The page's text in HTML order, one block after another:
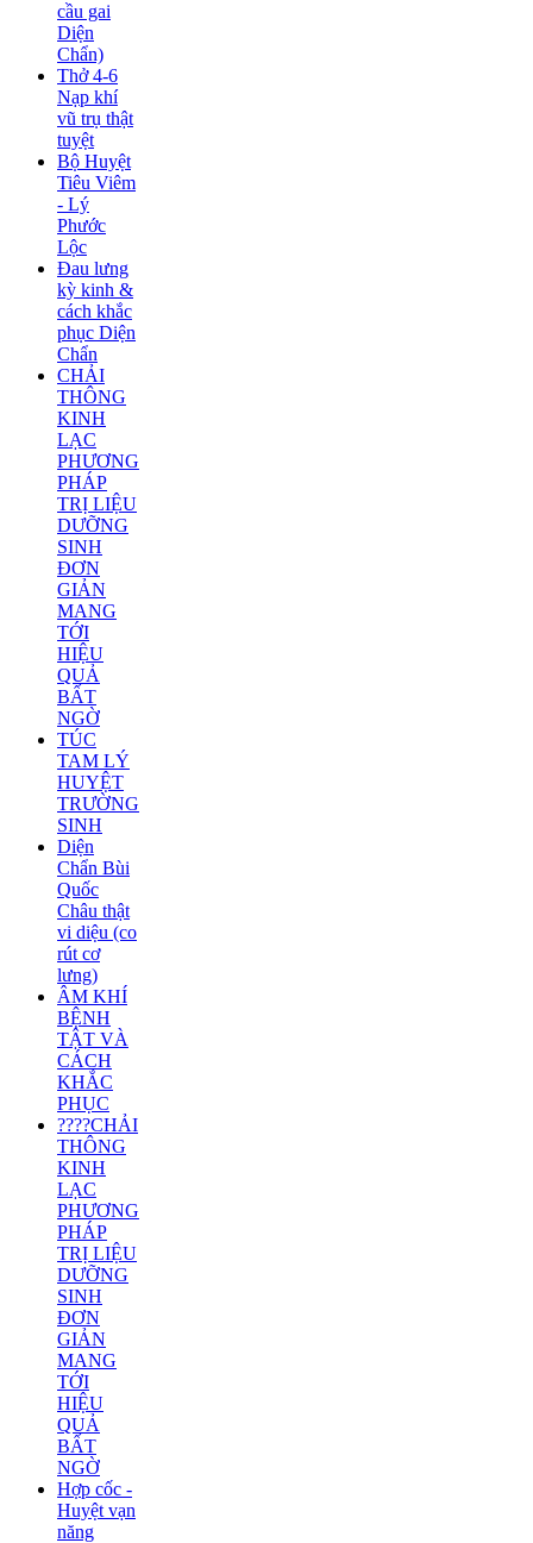
cầu gai
Diện
Chẩn)
Thở 4-6
Nạp khí
vũ trụ thật
tuyệt
Bộ Huyệt
Tiêu Viêm
- Lý
Phước
Lộc
Đau lưng
kỳ kinh &
cách khắc
phục Diện
Chẩn
CHẢI
THÔNG
KINH
LẠC
PHƯƠNG
PHÁP
TRỊ LIỆU
DƯỠNG
SINH
ĐƠN
GIẢN
MANG
TỚI
HIỆU
QUẢ
BẤT
NGỜ
TÚC
TAM LÝ
HUYỆT
TRƯỜNG
SINH
Diện
Chẩn Bùi
Quốc
Châu thật
vi diệu (co
rút cơ
lưng)
ÂM KHÍ
BỆNH
TẬT VÀ
CÁCH
KHẮC
PHỤC
????CHẢI
THÔNG
KINH
LẠC
PHƯƠNG
PHÁP
TRỊ LIỆU
DƯỠNG
SINH
ĐƠN
GIẢN
MANG
TỚI
HIỆU
QUẢ
BẤT
NGỜ
Hợp cốc -
Huyệt vạn
năng